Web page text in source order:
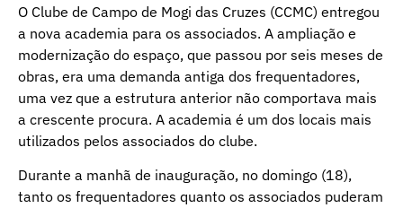
O Clube de Campo de Mogi das Cruzes (CCMC) entregou
a nova academia para os associados. A ampliação e
modernização do espaço, que passou por seis meses de
obras, era uma demanda antiga dos frequentadores,
uma vez que a estrutura anterior não comportava mais
a crescente procura. A academia é um dos locais mais
utilizados pelos associados do clube.
Durante a manhã de inauguração, no domingo (18),
tanto os frequentadores quanto os associados puderam